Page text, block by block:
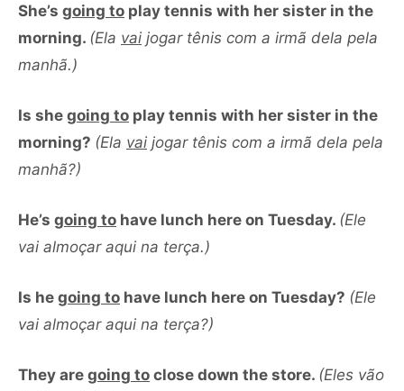
She’s going to play tennis with her sister in the
morning. (Ela vai jogar tênis com a irmã dela pela
manhã.)
Is she going to play tennis with her sister in the
morning? (Ela vai jogar tênis com a irmã dela pela
manhã?)
He’s going to have lunch here on Tuesday. (Ele
vai almoçar aqui na terça.)
Is he going to have lunch here on Tuesday? (Ele
vai almoçar aqui na terça?)
They are going to close down the store. (Eles vão